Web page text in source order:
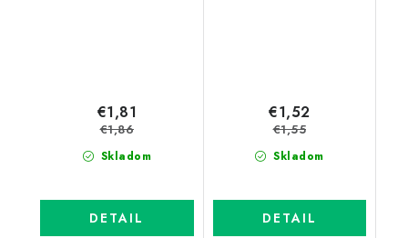
Skladom
€1,81
€1,86
DETAIL
Skladom
€1,52
€1,55
DETAIL